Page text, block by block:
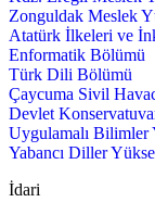
Zonguldak Meslek
Atatürk İlkeleri ve
Enformatik Bölümü
Türk Dili Bölümü
Çaycuma Sivil
Devlet
Uygulamalı Bilimler
Yabancı Diller
İdari